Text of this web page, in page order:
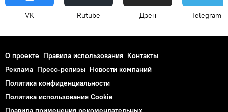
VK Rutube Дзен Telegram
О проекте Правила использования Контакты
Реклама Пресс-релизы Новости компаний
Политика конфиденциальности
Политика использования Cookie